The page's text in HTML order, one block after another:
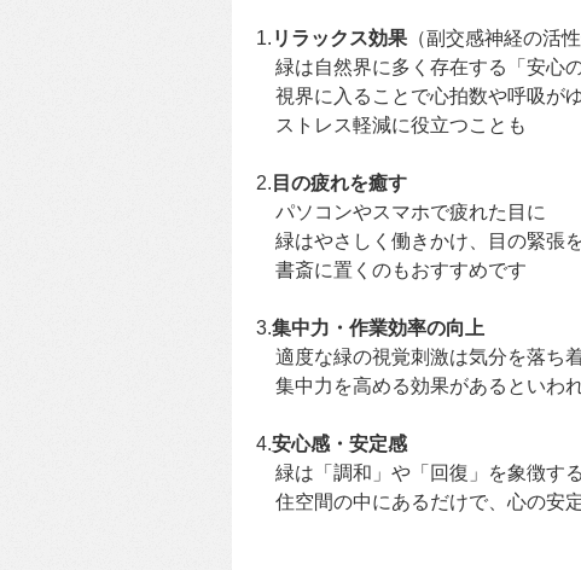
1. リラックス効果 （副交感神経の活性
緑は自然界に多く存在する「安心の
視界に入ることで心拍数や呼吸が
ストレス軽減に役立つことも
2. 目の疲れを癒す
パソコンやスマホで疲れた目に
緑はやさしく働きかけ、目の緊張
書斎に置くのもおすすめです
3.集中力・作業効率の向上
適度な緑の視覚刺激は気分を落ち
集中力を高める効果があるといわ
4.安心感・安定感
緑は「調和」や「回復」を象徴す
住空間の中にあるだけで、心の安